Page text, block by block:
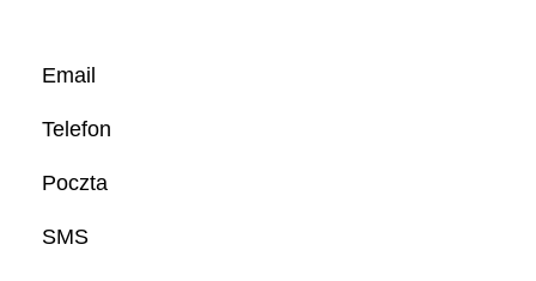
Email
Telefon
Poczta
SMS